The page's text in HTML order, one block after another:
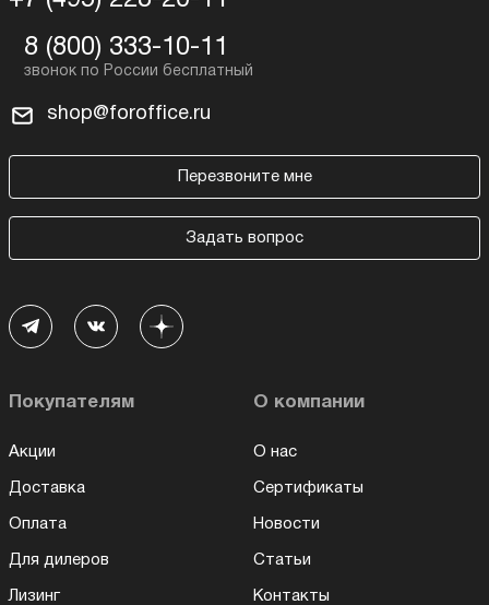
8 (800) 333-10-11
shop@foroffice.ru
Перезвоните мне
Задать вопрос
Покупателям
Акции
Доставка
Оплата
Для дилеров
Лизинг
О компании
О нас
Сертификаты
Новости
Статьи
Контакты